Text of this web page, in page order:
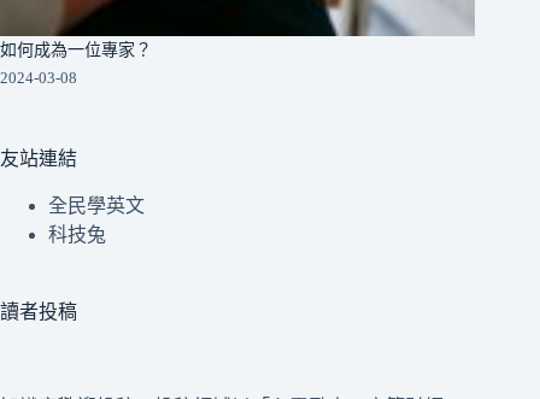
如何成為一位專家？
2024-03-08
友站連結
全民學英文
科技兔
讀者投稿